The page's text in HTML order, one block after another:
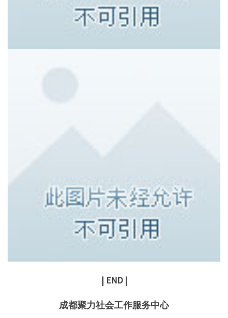
| END |
成都聚力社会工作服务中心